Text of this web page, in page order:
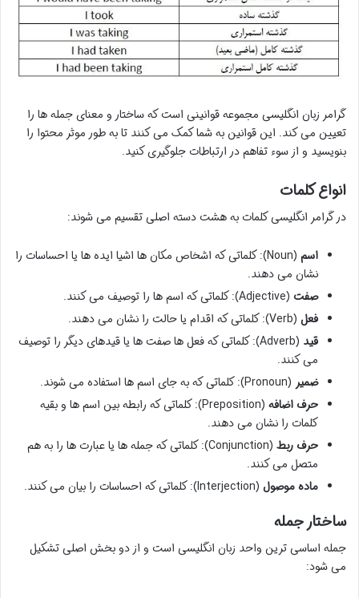
گرامر زبان انگلیسی مجموعه قوانینی است که ساختار و معنای جمله ها را
تعیین می کند. این قوانین به شما کمک می کنند تا به طور موثر محتوا را
بنویسید و از سوء تفاهم در ارتباطات جلوگیری کنید.
انواع کلمات
در گرامر انگلیسی کلمات به هشت دسته اصلی تقسیم می شوند:
اسم
(Noun): کلماتی که اشخاص مکان ها اشیا ایده ها یا احساسات را
نشان می دهند.
صفت (Adjective): کلماتی که اسم ها را توصیف می کنند.
فعل (Verb): کلماتی که اقدام یا حالت را نشان می دهند.
قید
(Adverb): کلماتی که فعل ها صفت ها یا قیدهای دیگر را توصیف
می کنند.
ضمیر (Pronoun): کلماتی که به جای اسم ها استفاده می شوند.
حرف اضافه
(Preposition): کلماتی که رابطه بین اسم ها و بقیه
کلمات را نشان می دهند.
حرف ربط
(Conjunction): کلماتی که جمله ها یا عبارت ها را به هم
متصل می کنند.
ماده موصول (Interjection): کلماتی که احساسات را بیان می کنند.
ساختار جمله
جمله اساسی ترین واحد زبان انگلیسی است و از دو بخش اصلی تشکیل
می شود: